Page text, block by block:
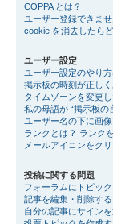
COPPA とは？
ユーザー登録できませ
cookie を消去したら
ユーザー設定
ユーザー設定のやり方
掲示板の時刻が正しく
タイムゾーンを変更
私の母語が “掲示板の
ユーザー名の下に画
ランクとは？ ランク
メールアイコンをク
投稿に関する問題
フォーラムにトピッ
記事を編集・削除する
自分の記事にサイン